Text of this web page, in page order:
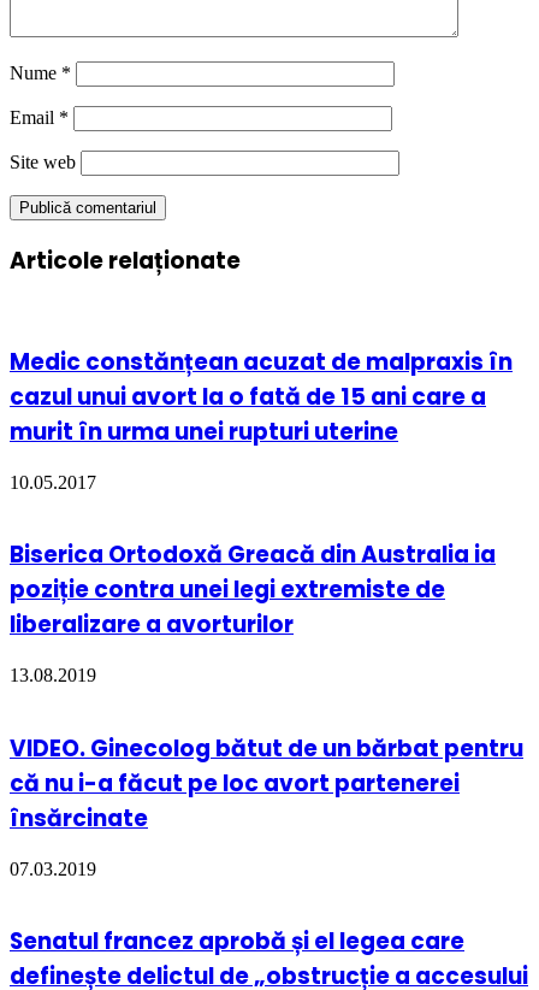
Nume *
Email *
Site web
Articole relaționate
Medic constănțean acuzat de malpraxis în
cazul unui avort la o fată de 15 ani care a
murit în urma unei rupturi uterine
10.05.2017
Biserica Ortodoxă Greacă din Australia ia
poziție contra unei legi extremiste de
liberalizare a avorturilor
13.08.2019
VIDEO. Ginecolog bătut de un bărbat pentru
că nu i-a făcut pe loc avort partenerei
însărcinate
07.03.2019
Senatul francez aprobă și el legea care
definește delictul de „obstrucție a accesului